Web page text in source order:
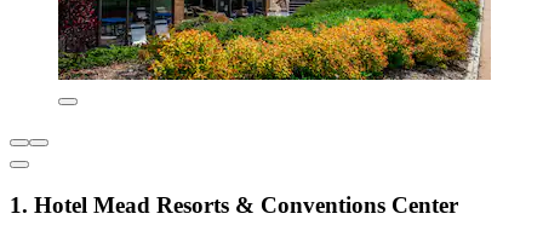
1. Hotel Mead Resorts & Conventions Center